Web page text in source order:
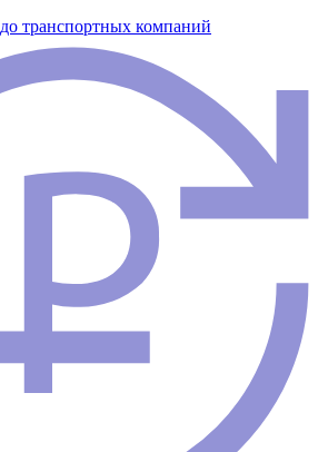
транспортных компаний